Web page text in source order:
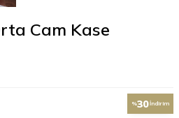
Cam Kase
%30İndirim